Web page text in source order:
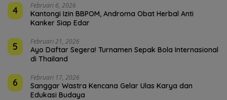
4 Februari 6, 2026
Kantongi Izin BBPOM, Androma Obat Herbal Anti
Kanker Siap Edar
5 Februari 21, 2026
Ayo Daftar Segera! Turnamen Sepak Bola Internasional
di Thailand
6 Februari 17, 2026
Sanggar Wastra Kencana Gelar Ulas Karya dan
Edukasi Budaya